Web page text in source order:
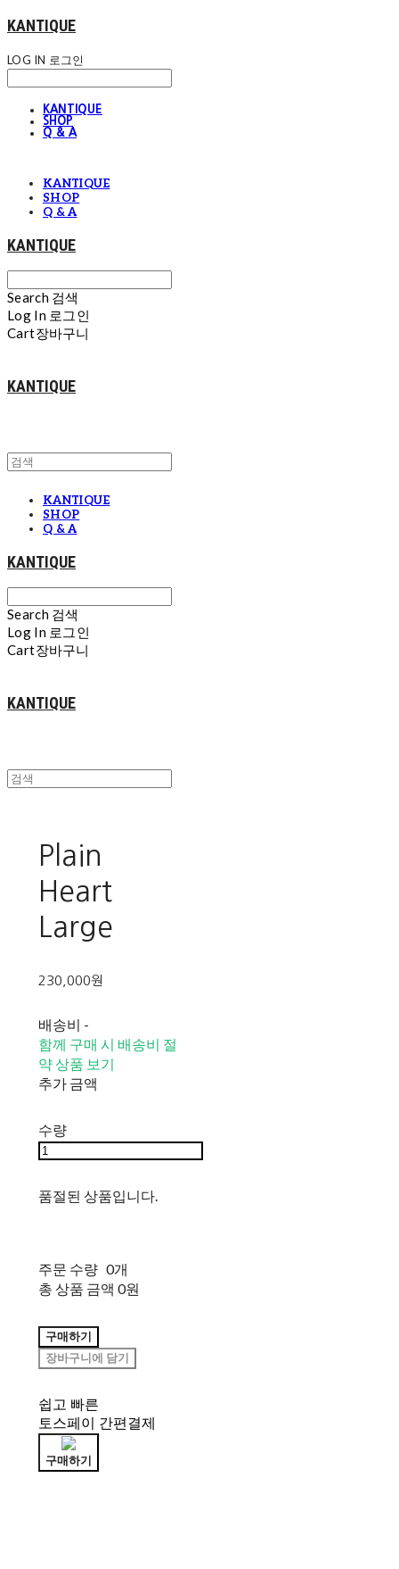
KANTIQUE
LOG IN 로그인
KANTIQUE
SHOP
Q & A
KANTIQUE
SHOP
Q & A
KANTIQUE
Search 검색
Log In 로그인
Cart장바구니
KANTIQUE
KANTIQUE
SHOP
Q & A
KANTIQUE
Search 검색
Log In 로그인
Cart장바구니
KANTIQUE
Plain
Heart
Large
230,000원
배송비 -
함께 구매 시 배송비 절
약 상품 보기
추가 금액
수량
품절된 상품입니다.
주문 수량 0개
총 상품 금액 0원
구매하기
장바구니에 담기
쉽고 빠른
토스페이 간편결제
구매하기